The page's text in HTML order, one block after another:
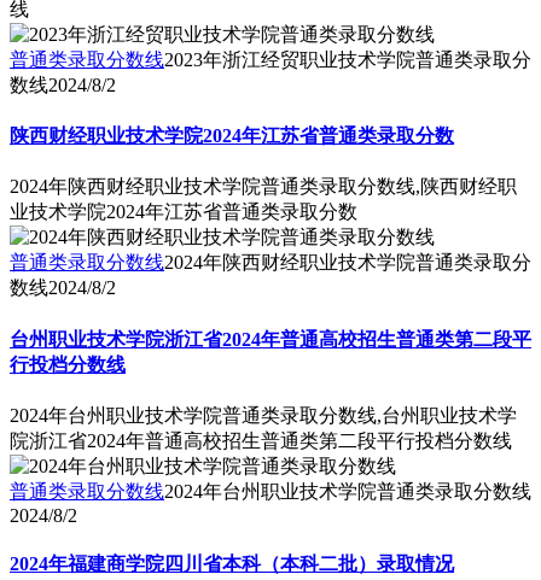
线
普通类录取分数线2023年浙江经贸职业技术学院普通类录取分
数线2024/8/2
陕西财经职业技术学院2024年江苏省普通类录取分数
2024年陕西财经职业技术学院普通类录取分数线,陕西财经职
业技术学院2024年江苏省普通类录取分数
普通类录取分数线2024年陕西财经职业技术学院普通类录取分
数线2024/8/2
台州职业技术学院浙江省2024年普通高校招生普通类第二段平
行投档分数线
2024年台州职业技术学院普通类录取分数线,台州职业技术学
院浙江省2024年普通高校招生普通类第二段平行投档分数线
普通类录取分数线2024年台州职业技术学院普通类录取分数线
2024/8/2
2024年福建商学院四川省本科（本科二批）录取情况